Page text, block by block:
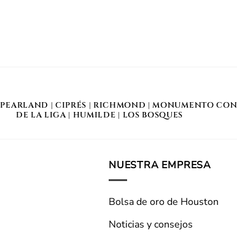
PEARLAND | CIPRÉS | RICHMOND |MONUMENTO
DE LA LIGA | HUMILDE | LOS BOSQUES
NUESTRA EMPRESA
Bolsa de oro de Houston
Noticias y consejos